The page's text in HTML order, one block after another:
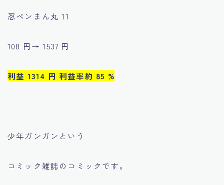
忍ペンまん丸 11
108 円→ 1537 円
利益 1314 円 利益率約 85 %
少年ガンガンという
コミック雑誌のコミックです。